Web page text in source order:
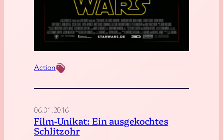
Action
p
i
s
V
–
06.01.2016
Film-Unikat: Ein ausgekochtes
Schlitzohr